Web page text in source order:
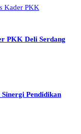
PKK Deli Serdang
Pendidikan